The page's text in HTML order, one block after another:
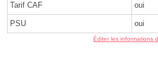
Tarif CAF oui
PSU oui
Éditer les informations